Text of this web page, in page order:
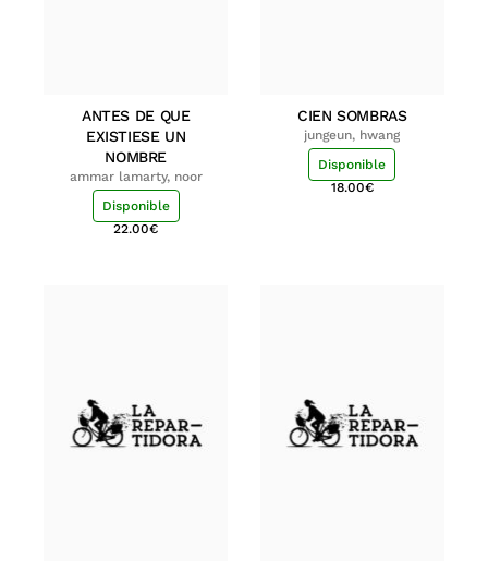
ANTES DE QUE
EXISTIESE UN
NOMBRE
ammar lamarty, noor
Disponible
22.00€
CIEN SOMBRAS
jungeun, hwang
Disponible
18.00€